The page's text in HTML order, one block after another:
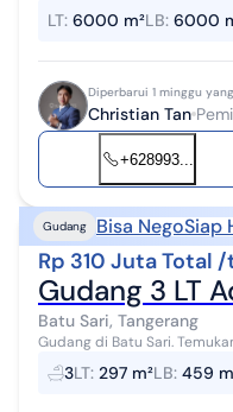
Pemilik buatkan space...
LT: 6000 m²LB: 6000
Diperbarui 1 minggu
Christian Tan
+628993...
Gudang Bisa NegoSiap
Rp 310 Juta Total
Gudang 3 LT
Batu Sari, Tangerang
Gudang di Batu Sari. Temukan gudang yang nyaman ini, disewakan
menghadirkan lingkungan
yang menginginkan...
3LT: 297 m²LB: 459